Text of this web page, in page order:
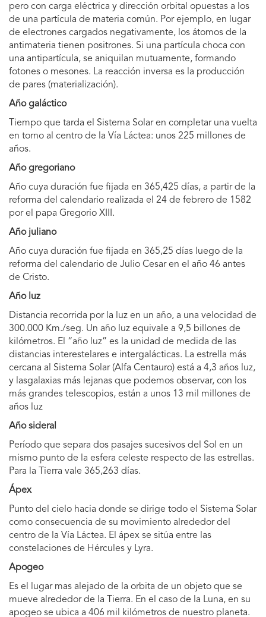
pero con carga eléctrica y dirección orbital opuestas a los
de una partícula de materia común. Por ejemplo, en lugar
de electrones cargados negativamente, los átomos de la
antimateria tienen positrones. Si una partícula choca con
una antipartícula, se aniquilan mutuamente, formando
fotones o mesones. La reacción inversa es la producción
de pares (materialización).
Año galáctico
Tiempo que tarda el Sistema Solar en completar una vuelta
en torno al centro de la Vía Láctea: unos 225 millones de
años.
Año gregoriano
Año cuya duración fue fijada en 365,425 días, a partir de la
reforma del calendario realizada el 24 de febrero de 1582
por el papa Gregorio XIII.
Año juliano
Año cuya duración fue fijada en 365,25 días luego de la
reforma del calendario de Julio Cesar en el año 46 antes
de Cristo.
Año luz
Distancia recorrida por la luz en un año, a una velocidad de
300.000 Km./seg. Un año luz equivale a 9,5 billones de
kilómetros. El “año luz” es la unidad de medida de las
distancias interestelares e intergalácticas. La estrella más
cercana al Sistema Solar (Alfa Centauro) está a 4,3 años luz,
y lasgalaxias más lejanas que podemos observar, con los
más grandes telescopios, están a unos 13 mil millones de
años luz
Año sideral
Período que separa dos pasajes sucesivos del Sol en un
mismo punto de la esfera celeste respecto de las estrellas.
Para la Tierra vale 365,263 días.
Ápex
Punto del cielo hacia donde se dirige todo el Sistema Solar
como consecuencia de su movimiento alrededor del
centro de la Vía Láctea. El ápex se sitúa entre las
constelaciones de Hércules y Lyra.
Apogeo
Es el lugar mas alejado de la orbita de un objeto que se
mueve alrededor de la Tierra. En el caso de la Luna, en su
apogeo se ubica a 406 mil kilómetros de nuestro planeta.